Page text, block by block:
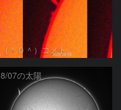
（＾０＾）コメト
8/07の太陽